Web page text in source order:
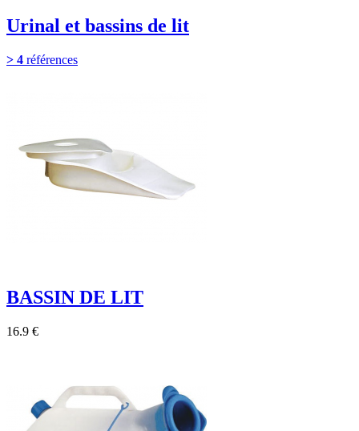
Urinal et bassins de lit
> 4 références
BASSIN DE LIT
16.9 €